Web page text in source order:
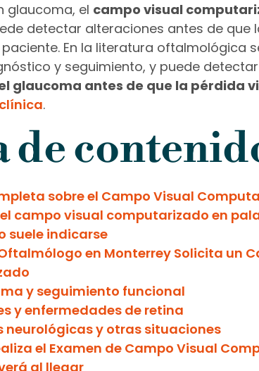
glaucoma, el campo visual
detectar alteraciones antes de que
En la literatura oftalmológica
y seguimiento, y puede detectar
glaucoma antes de que la pérdida
.
de
sobre el Campo Visual
el campo visual computarizado en
suele indicarse
Oftalmólogo en Monterrey Solicita un
y seguimiento funcional
y enfermedades de retina
neurológicas y otras situaciones
el Examen de Campo Visual
al llegar